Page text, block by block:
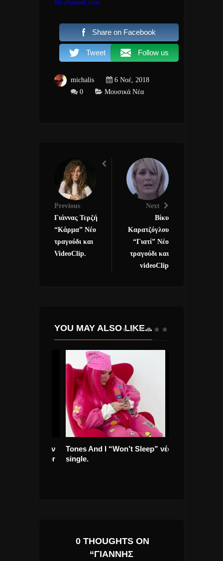
hit-channel.com
Share on Facebook
Tweet Follow us
michalis
6 Νοέ, 2018
0
Μουσικά Νέα
Previous
Γιάννας Τερζή
“Κάρμα” Νέο
τραγούδι και
VideoClip.
Next
Βίκυ
Καρατζόγλου
“Γιατί” Νέο
τραγούδι και
videoClip
YOU MAY ALSO LIKE...
Tones And I “Won’t Sleep” νέο
single.
0 THOUGHTS ON
“ΓΙΆΝΝΗΣ